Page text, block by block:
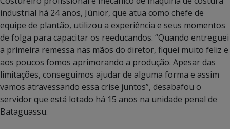
industrial há 24 anos, Júnior, que atua como chefe de
equipe de plantão, utilizou a experiência e seus momentos
de folga para capacitar os reeducandos. “Quando entreguei
a primeira remessa nas mãos do diretor, fiquei muito feliz e
aos poucos fomos aprimorando a produção. Apesar das
limitações, conseguimos ajudar de alguma forma e assim
vamos atravessando essa crise juntos”, desabafou o
servidor que está lotado há 15 anos na unidade penal de
Bataguassu.